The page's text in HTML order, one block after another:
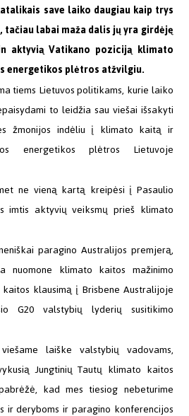
save laiko daugiau kaip trys
labai maža dalis jų yra girdėję
aktyvią Vatikano poziciją klimato
energetikos plėtros atžvilgiu.
tiems Lietuvos politikams, kurie laiko
to leidžia sau viešai išsakyti
žmonijos indėliu į klimato kaitą ir
energetikos plėtros Lietuvoje
ne vieną kartą kreipėsi į Pasaulio
imtis aktyvių veiksmų prieš klimato
paragino Australijos premjerą,
nuomone klimato kaitos mažinimo
klausimą į Brisbene Australijoje
G20 valstybių lyderių susitikimo
laiške valstybių vadovams,
Jungtinių Tautų klimato kaitos
kad mes tiesiog nebeturime
ir deryboms ir paragino konferencijos